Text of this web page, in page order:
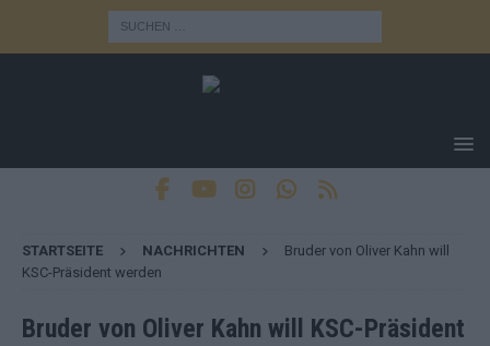
STARTSEITE NACHRICHTEN
Bruder von Oliver Kahn will
KSC-Präsident werden
Bruder von Oliver Kahn will KSC-Präsident